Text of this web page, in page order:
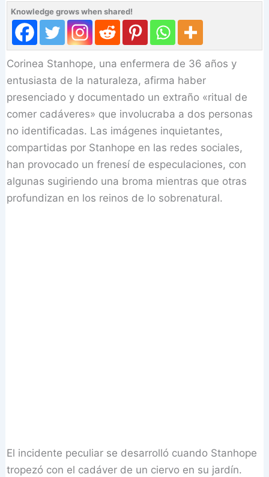
Knowledge grows when shared!
Corinea Stanhope, una enfermera de 36 años y
entusiasta de la naturaleza, afirma haber
presenciado y documentado un extraño «ritual de
comer cadáveres» que involucraba a dos personas
no identificadas. Las imágenes inquietantes,
compartidas por Stanhope en las redes sociales,
han provocado un frenesí de especulaciones, con
algunas sugiriendo una broma mientras que otras
profundizan en los reinos de lo sobrenatural.
El incidente peculiar se desarrolló cuando Stanhope
tropezó con el cadáver de un ciervo en su jardín.